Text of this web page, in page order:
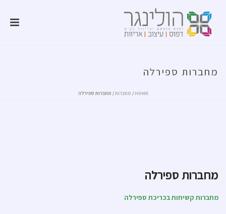
מחברות ספירלה
HOME
/ מחברות/ מחברות ספירלה
מחברות ספירלה
מחברות קשיחות בכריכת ספירלה